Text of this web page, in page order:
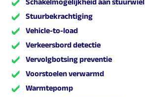
Stuurbekrachtiging
Vehicle-to-load
Verkeersbord detectie
Vervolgbotsing preventie
Voorstoelen verwarmd
Warmtepomp